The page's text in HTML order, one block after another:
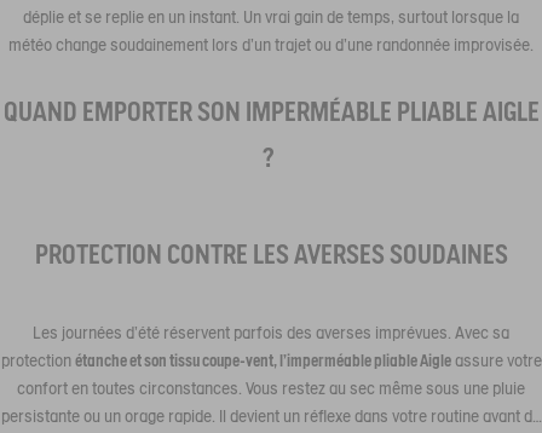
déplie et se replie en un instant. Un vrai gain de temps, surtout lorsque la
météo change soudainement lors d’un trajet ou d’une randonnée improvisée.
QUAND EMPORTER SON IMPERMÉABLE PLIABLE AIGLE
?
PROTECTION CONTRE LES AVERSES SOUDAINES
Les journées d’été réservent parfois des averses imprévues. Avec sa
protection étanche et son tissu coupe-vent, l’imperméable pliable Aigleassure votre
confort en toutes circonstances. Vous restez au sec même sous une pluie
persistante ou un orage rapide. Il devient un réflexe dans votre routine avant de